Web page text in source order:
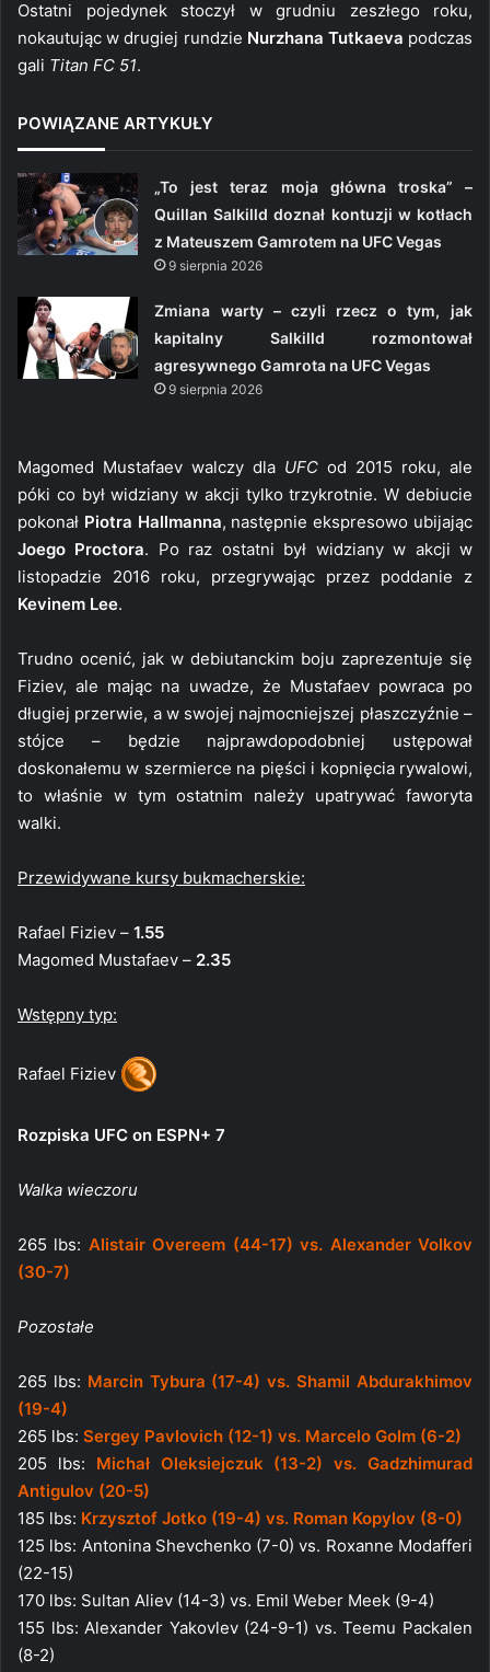
Ostatni pojedynek stoczył w grudniu zeszłego roku,
nokautując w drugiej rundzie Nurzhana Tutkaeva podczas
gali Titan FC 51.
POWIĄZANE ARTYKUŁY
„To jest teraz moja główna troska” –
Quillan Salkilld doznał kontuzji w kotłach
z Mateuszem Gamrotem na UFC Vegas
9 sierpnia 2026
Zmiana warty – czyli rzecz o tym, jak
kapitalny Salkilld rozmontował
agresywnego Gamrota na UFC Vegas
9 sierpnia 2026
Magomed Mustafaev walczy dla UFC od 2015 roku, ale
póki co był widziany w akcji tylko trzykrotnie. W debiucie
pokonał Piotra Hallmanna, następnie ekspresowo ubijając
Joego Proctora. Po raz ostatni był widziany w akcji w
listopadzie 2016 roku, przegrywając przez poddanie z
Kevinem Lee.
Trudno ocenić, jak w debiutanckim boju zaprezentuje się
Fiziev, ale mając na uwadze, że Mustafaev powraca po
długiej przerwie, a w swojej najmocniejszej płaszczyźnie –
stójce – będzie najprawdopodobniej ustępował
doskonałemu w szermierce na pięści i kopnięcia rywalowi,
to właśnie w tym ostatnim należy upatrywać faworyta
walki.
Przewidywane kursy bukmacherskie:
Rafael Fiziev – 1.55
Magomed Mustafaev – 2.35
Wstępny typ:
Rafael Fiziev
Rozpiska UFC on ESPN+ 7
Walka wieczoru
265 lbs: Alistair Overeem (44-17) vs. Alexander Volkov
(30-7)
Pozostałe
265 lbs: Marcin Tybura (17-4) vs. Shamil Abdurakhimov
(19-4)
265 lbs: Sergey Pavlovich (12-1) vs. Marcelo Golm (6-2)
205 lbs: Michał Oleksiejczuk (13-2) vs. Gadzhimurad
Antigulov (20-5)
185 lbs: Krzysztof Jotko (19-4) vs. Roman Kopylov (8-0)
125 lbs: Antonina Shevchenko (7-0) vs. Roxanne Modafferi
(22-15)
170 lbs: Sultan Aliev (14-3) vs. Emil Weber Meek (9-4)
155 lbs: Alexander Yakovlev (24-9-1) vs. Teemu Packalen
(8-2)